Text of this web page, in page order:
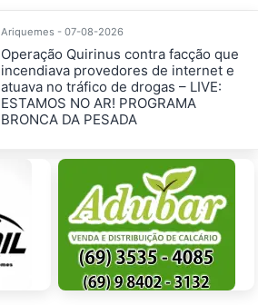
Ariquemes - 07-08-2026
Operação Quirinus contra facção que
incendiava provedores de internet e
atuava no tráfico de drogas – LIVE:
ESTAMOS NO AR! PROGRAMA
BRONCA DA PESADA